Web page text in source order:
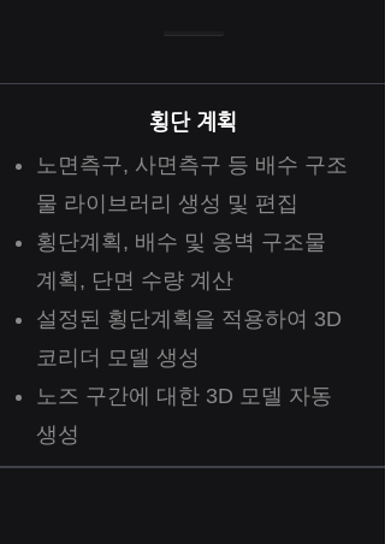
횡단 계획
노면측구, 사면측구 등 배수 구조
물 라이브러리 생성 및 편집
횡단계획, 배수 및 옹벽 구조물
계획, 단면 수량 계산
설정된 횡단계획을 적용하여 3D
코리더 모델 생성
​노즈 구간에 대한 3D 모델 자동
생성